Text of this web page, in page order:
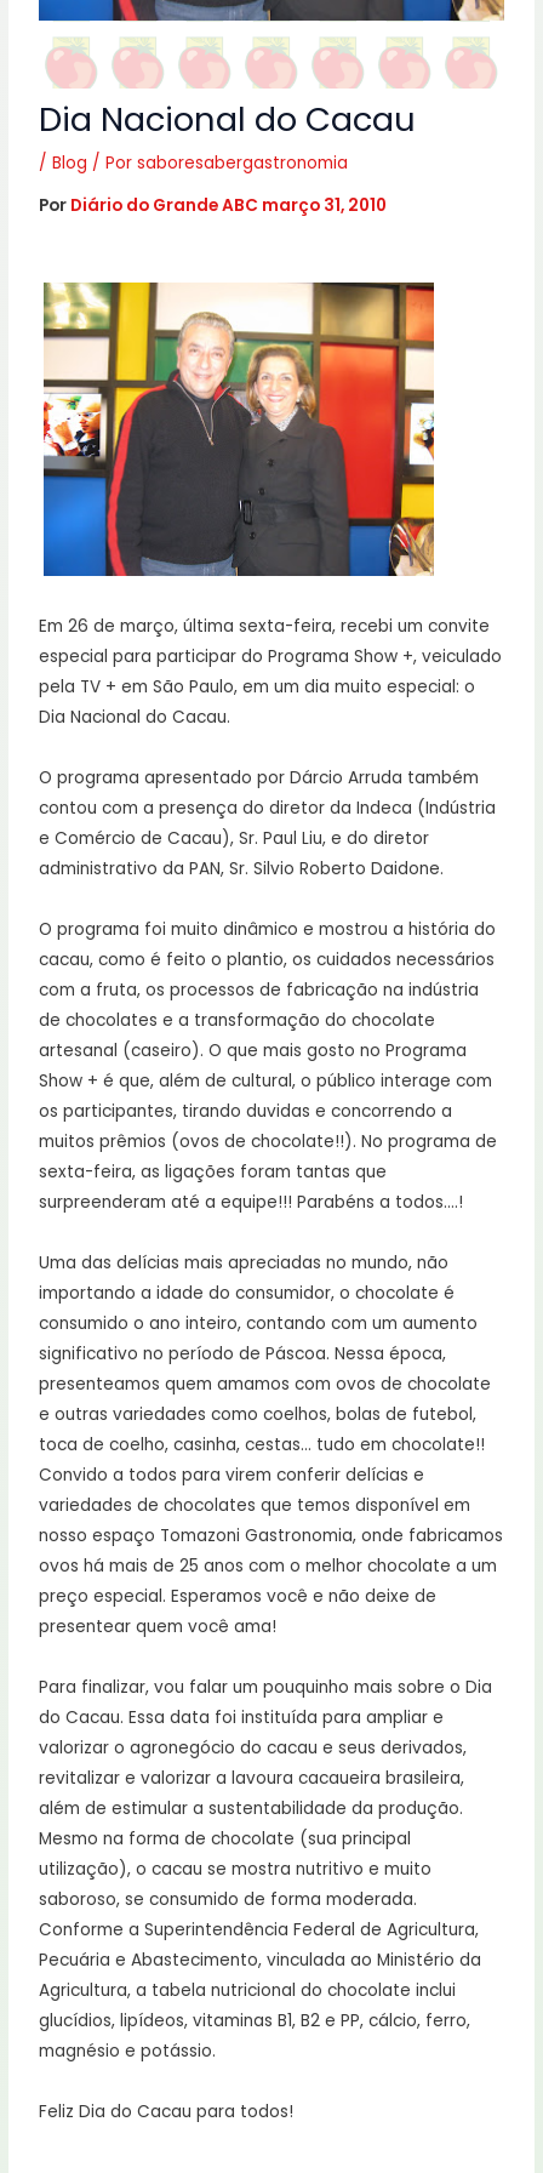
Dia Nacional do Cacau
/Blog / Porsaboresabergastronomia
Por Diário do Grande ABC março 31, 2010
Em 26 de março, última sexta-feira, recebi um convite
especial para participar do Programa Show +, veiculado
pela TV + em São Paulo, em um dia muito especial: o
Dia Nacional do Cacau.
O programa apresentado por Dárcio Arruda também
contou com a presença do diretor da Indeca (Indústria
e Comércio de Cacau), Sr. Paul Liu, e do diretor
administrativo da PAN, Sr. Silvio Roberto Daidone.
O programa foi muito dinâmico e mostrou a história do
cacau, como é feito o plantio, os cuidados necessários
com a fruta, os processos de fabricação na indústria
de chocolates e a transformação do chocolate
artesanal (caseiro). O que mais gosto no Programa
Show + é que, além de cultural, o público interage com
os participantes, tirando duvidas e concorrendo a
muitos prêmios (ovos de chocolate!!). No programa de
sexta-feira, as ligações foram tantas que
surpreenderam até a equipe!!! Parabéns a todos….!
Uma das delícias mais apreciadas no mundo, não
importando a idade do consumidor, o chocolate é
consumido o ano inteiro, contando com um aumento
significativo no período de Páscoa. Nessa época,
presenteamos quem amamos com ovos de chocolate
e outras variedades como coelhos, bolas de futebol,
toca de coelho, casinha, cestas… tudo em chocolate!!
Convido a todos para virem conferir delícias e
variedades de chocolates que temos disponível em
nosso espaço Tomazoni Gastronomia, onde fabricamos
ovos há mais de 25 anos com o melhor chocolate a um
preço especial. Esperamos você e não deixe de
presentear quem você ama!
Para finalizar, vou falar um pouquinho mais sobre o Dia
do Cacau. Essa data foi instituída para ampliar e
valorizar o agronegócio do cacau e seus derivados,
revitalizar e valorizar a lavoura cacaueira brasileira,
além de estimular a sustentabilidade da produção.
Mesmo na forma de chocolate (sua principal
utilização), o cacau se mostra nutritivo e muito
saboroso, se consumido de forma moderada.
Conforme a Superintendência Federal de Agricultura,
Pecuária e Abastecimento, vinculada ao Ministério da
Agricultura, a tabela nutricional do chocolate inclui
glucídios, lipídeos, vitaminas B1, B2 e PP, cálcio, ferro,
magnésio e potássio.
Feliz Dia do Cacau para todos!